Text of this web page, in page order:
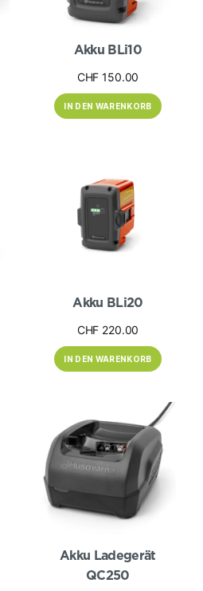
Akku BLi10
CHF 150.00
IN DEN WARENKORB
Akku BLi20
CHF 220.00
IN DEN WARENKORB
Akku Ladegerät
QC250